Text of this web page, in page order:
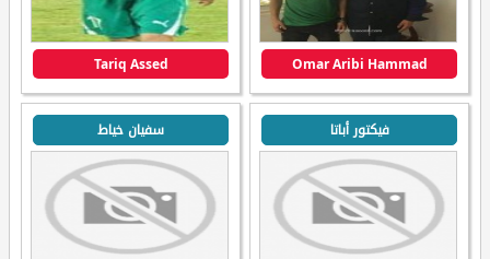
Omar Aribi Hammad
Tariq Assed
فيكتور أباتا سفيان خياط